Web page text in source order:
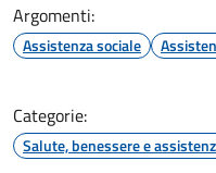
Argomenti:
Assistenza sociale
Categorie:
Salute, benessere e